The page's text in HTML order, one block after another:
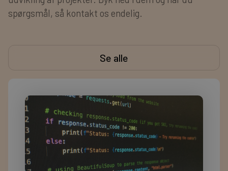
spørgsmål, så kontakt os endelig.
Se alle